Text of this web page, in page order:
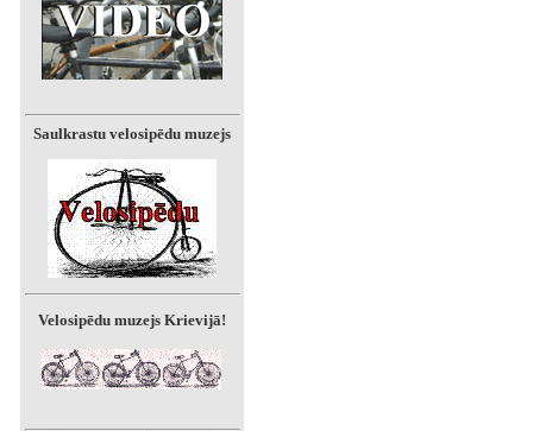
Saulkrastu velosipēdu muzejs
Velosipēdu muzejs Krievijā!